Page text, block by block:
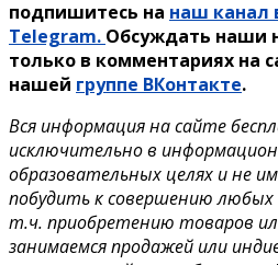
подпишитесь на наш канал
Telegram. Обсуждать наши
только в комментариях на
нашей группе ВКонтакте.
Вся информация на сайте
исключительно в
образовательных целях и не
побудить к совершению любых
т.ч. приобретению товаров
занимаемся продажей или